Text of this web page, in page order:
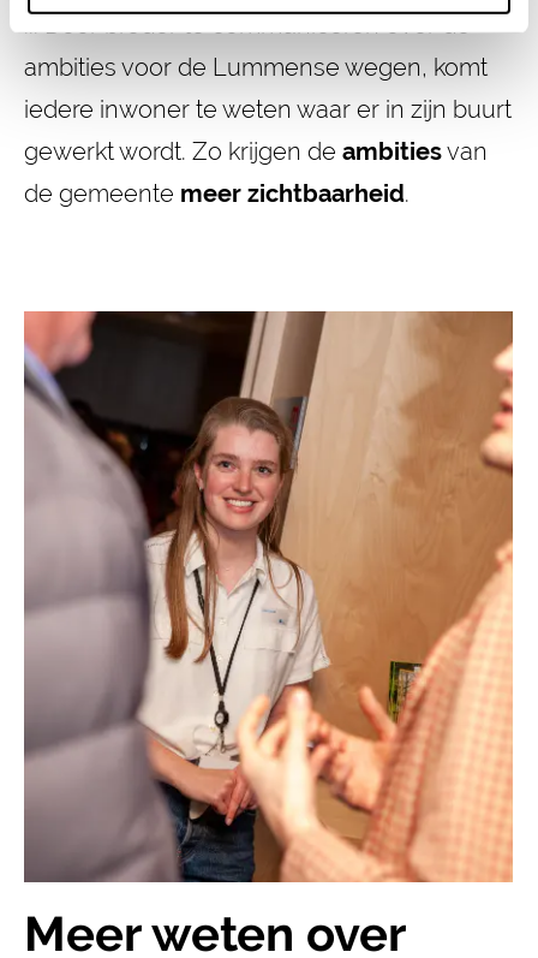
... Door breder te communiceren over de
ambities voor de Lummense wegen, komt
iedere inwoner te weten waar er in zijn buurt
gewerkt wordt. Zo krijgen de ambitiesvan
de gemeente meer zichtbaarheid.
Meer weten over